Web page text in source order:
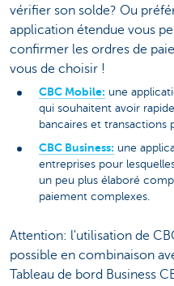
vérifier son solde? Ou
application étendue vous
confirmer les ordres de
vous de choisir !
CBC Mobile: une
qui souhaitent avoir
bancaires et transactions
CBC Business: une
entreprises pour
un peu plus élaboré
paiement complexes.
Attention: l'utilisation de
possible en combinaison
Tableau de bord Business